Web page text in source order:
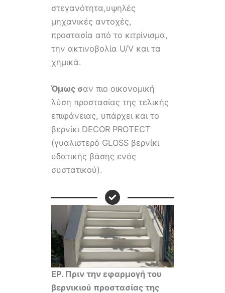
στεγανότητα,υψηλές
μηχανικές αντοχές,
προστασία από το κιτρίνισμα,
την ακτινοβολία U/V και τα
χημικά.
Όμως σαν πιο οικονομική
λύση προστασίας της τελικής
επιφάνειας, υπάρχει και το
βερνίκι DECOR PROTECT
(γυαλιστερό GLOSS βερνίκι
υδατικής βάσης ενός
συστατικού).
ΕΡ. Πριν την εφαρμογή του
βερνικιού προστασίας της